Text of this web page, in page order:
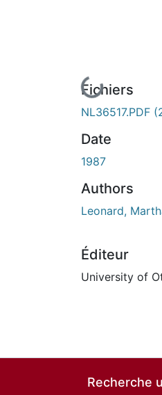
En cours de
Fichiers
NL36517.PDF
Date
1987
Authors
Leonard,
Éditeur
University of
Recherche